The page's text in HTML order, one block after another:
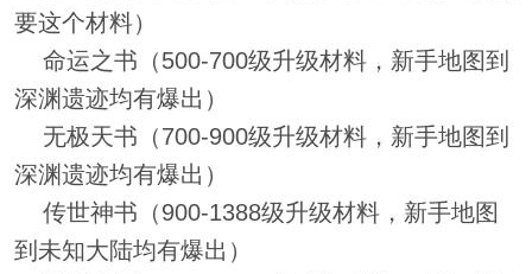
要这个材料）
命运之书（500-700级升级材料，新手地图到
深渊遗迹均有爆出）
无极天书（700-900级升级材料，新手地图到
深渊遗迹均有爆出）
传世神书（900-1388级升级材料，新手地图
到未知大陆均有爆出）